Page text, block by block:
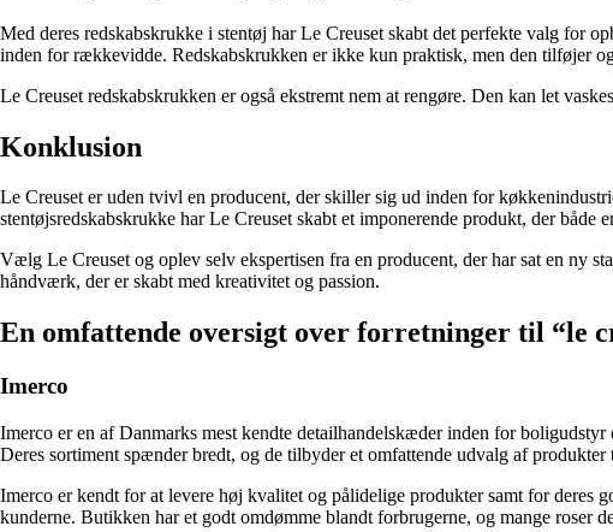
Med deres redskabskrukke i stentøj har Le Creuset skabt det perfekte valg for
inden for rækkevidde. Redskabskrukken er ikke kun praktisk, men den tilføjer
Le Creuset redskabskrukken er også ekstremt nem at rengøre. Den kan let
Konklusion
Le Creuset er uden tvivl en producent, der skiller sig ud inden for
stentøjsredskabskrukke har Le Creuset skabt et imponerende produkt, der
Vælg Le Creuset og oplev selv ekspertisen fra en producent, der har sat en ny
håndværk, der er skabt med kreativitet og passion.
En omfattende oversigt over forretninger til “le
Imerco
Imerco er en af Danmarks mest kendte detailhandelskæder inden for
Deres sortiment spænder bredt, og de tilbyder et omfattende udvalg af
Imerco er kendt for at levere høj kvalitet og pålidelige produkter samt for deres
kunderne. Butikken har et godt omdømme blandt forbrugerne, og mange roser